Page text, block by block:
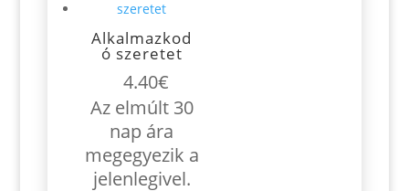
Alkalmazkod
ó szeretet
4.40€
Az elmúlt 30
nap ára
megegyezik a
jelenlegivel.